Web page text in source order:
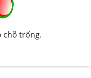
chỗ trống.